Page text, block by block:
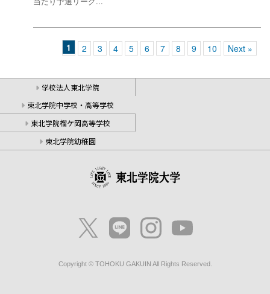
1 2 3 4 5 6 7 8 9 10 Next »
学校法人東北学院
東北学院中学校・高等学校
東北学院榴ケ岡高等学校
東北学院幼稚園
Copyright © TOHOKU GAKUIN All Rights Reserved.